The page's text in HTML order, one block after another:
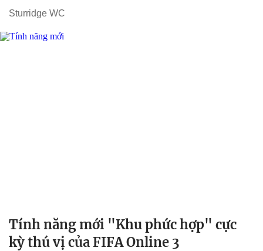
Sturridge WC
Tính năng mới "Khu phức hợp" cực
kỳ thú vị của FIFA Online 3